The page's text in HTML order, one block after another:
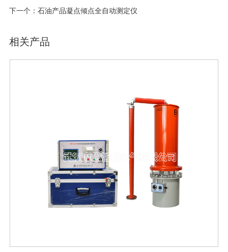
下一个：石油产品凝点倾点全自动测定仪
相关产品